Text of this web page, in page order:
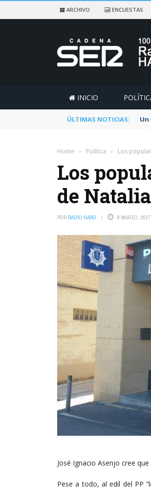
ARCHIVO ENCUESTAS
INICIO
ÚLTIMAS NOTICIAS:
Home › Política › Los
Los
de
POR RADIO HARO 8 MARZO, 2017
José Ignacio Asenjo cree
Pese a todo, al edil del PP